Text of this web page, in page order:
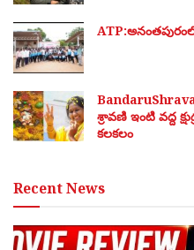
శ్రావణి ఇంటి వద్ద
కలకలం
Recent News